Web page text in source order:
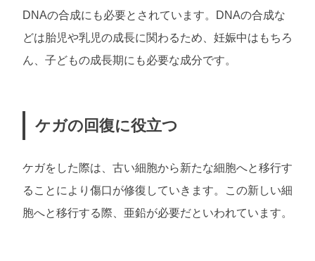
DNAの合成にも必要とされています。DNAの合成な
どは胎児や乳児の成長に関わるため、妊娠中はもちろ
ん、子どもの成長期にも必要な成分です。
ケガの回復に役立つ
ケガをした際は、古い細胞から新たな細胞へと移行す
ることにより傷口が修復していきます。この新しい細
胞へと移行する際、亜鉛が必要だといわれています。